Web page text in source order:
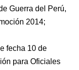
Guerra del Perú,
2014;
fecha 10 de
para Oficiales